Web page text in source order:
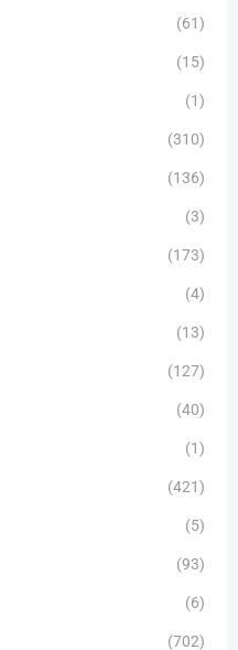
(61)
(15)
(1)
(310)
(136)
(3)
(173)
(4)
(13)
(127)
(40)
(1)
(421)
(5)
(93)
(6)
(702)